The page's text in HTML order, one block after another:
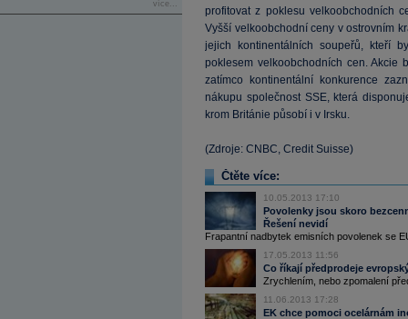
více...
profitovat z poklesu velkoobchodních
Vyšší velkoobchodní ceny v ostrovním
jejich kontinentálních soupeřů, kteří
poklesem velkoobchodních cen.
zatímco kontinentální konkurence
nákupu společnost SSE, která
krom Británie působí i v Irsku.
(Zdroje: CNBC, Credit Suisse)
Čtěte více:
10.05.2013 17:10
Povolenky jsou skoro
Řešení nevidí
Frapantní nadbytek emisních povolenek se
17.05.2013 11:56
Co říkají předprodeje
Zrychlením, nebo zpomalení
11.06.2013 17:28
EK chce pomoci ocelárnám